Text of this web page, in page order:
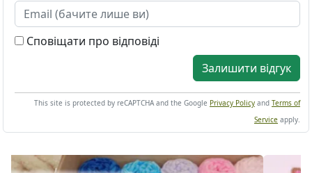
Сповіщати про відповіді
Залишити відгук
This site is protected by reCAPTCHA and the Google Privacy Policy and Terms of
Service apply.